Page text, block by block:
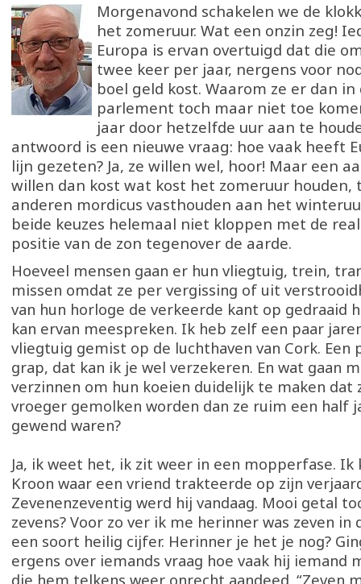
Morgenavond schakelen we de
het zomeruur. Wat een onzin zeg!
Europa is ervan overtuigd dat die
twee keer per jaar, nergens voor
boel geld kost. Waarom ze er dan
parlement toch maar niet toe
jaar door hetzelfde uur aan te
antwoord is een nieuwe vraag: hoe vaak heeft
lijn gezeten? Ja, ze willen wel, hoor! Maar een
willen dan kost wat kost het zomeruur houden,
anderen mordicus vasthouden aan het
beide keuzes helemaal niet kloppen met de
positie van de zon tegenover de aarde.
Hoeveel mensen gaan er hun vliegtuig, trein,
missen omdat ze per vergissing of uit
van hun horloge de verkeerde kant op gedraaid
kan ervan meespreken. Ik heb zelf een paar
vliegtuig gemist op de luchthaven van Cork. Een
grap, dat kan ik je wel verzekeren. En wat gaan
verzinnen om hun koeien duidelijk te maken dat
vroeger gemolken worden dan ze ruim een half
gewend waren?
Ja, ik weet het, ik zit weer in een mopperfase. Ik
Kroon waar een vriend trakteerde op zijn
Zevenenzeventig werd hij vandaag. Mooi getal
zevens? Voor zo ver ik me herinner was zeven in
een soort heilig cijfer. Herinner je het je nog?
ergens over iemands vraag hoe vaak hij iemand
die hem telkens weer onrecht aandeed. “Zeven